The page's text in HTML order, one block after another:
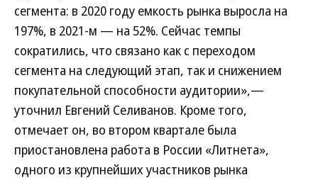
сегмента: в 2020 году емкость рынка выросла на
197%, в 2021-м — на 52%. Сейчас темпы
сократились, что связано как с переходом
сегмента на следующий этап, так и снижением
покупательной способности аудитории»,—
уточнил Евгений Селиванов. Кроме того,
отмечает он, во втором квартале была
приостановлена работа в России «Литнета»,
одного из крупнейших участников рынка